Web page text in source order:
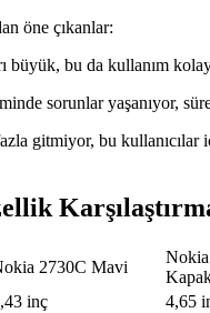
öne çıkanlar:
büyük, bu da kullanım
sorunlar yaşanıyor,
gitmiyor, bu kullanıcılar
2730C Mavi
inç
4,65